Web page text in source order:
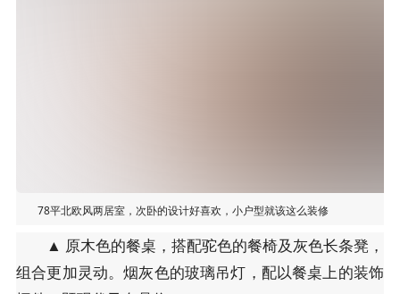
78平北欧风两居室，次卧的设计好喜欢，小户型就该这么装修
▲ 原木色的餐桌，搭配驼色的餐椅及灰色长条凳，
组合更加灵动。烟灰色的玻璃吊灯，配以餐桌上的装饰